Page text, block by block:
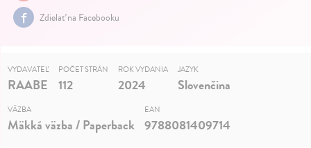
Zdielať na Facebooku
VYDAVATEĽ
RAABE
POČET STRÁN
112
ROK VYDANIA
2024
JAZYK
Slovenčina
VÄZBA
Mäkká väzba / Paperback
EAN
9788081409714